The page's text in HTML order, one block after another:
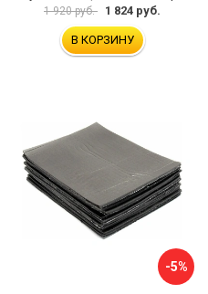
1 920 руб. 1 824 руб.
В КОРЗИНУ
-5%